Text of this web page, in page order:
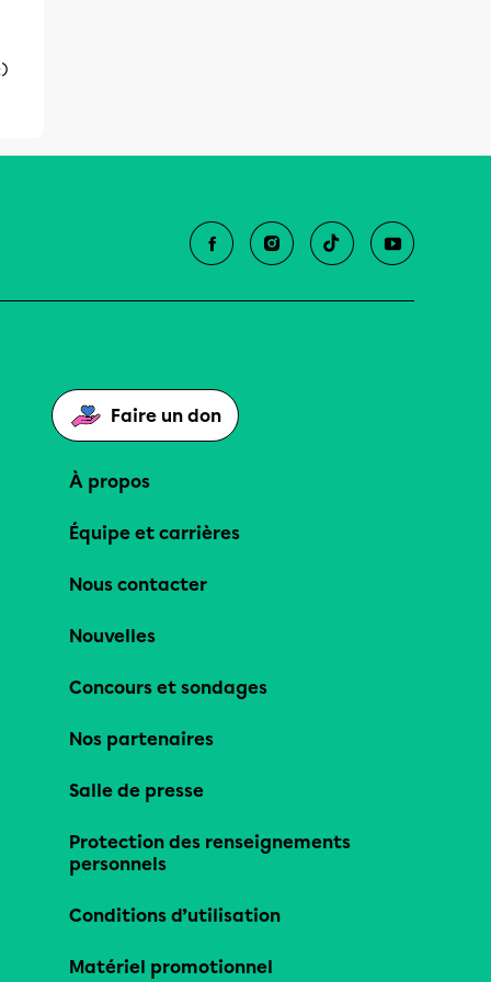
Faire un don
À propos
Équipe et carrières
Nous contacter
Nouvelles
Concours et sondages
Nos partenaires
Salle de presse
Protection des renseignements
personnels
Conditions d’utilisation
Matériel promotionnel